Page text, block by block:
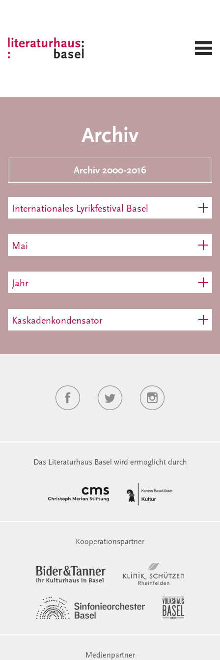
Archiv
Archiv 2000-2016
Internationales Lyrikfestival Basel
Mai
Jahr
Kaskadenkondensator
Das Literaturhaus Basel wird ermöglicht durch
Kooperationspartner
Medienpartner